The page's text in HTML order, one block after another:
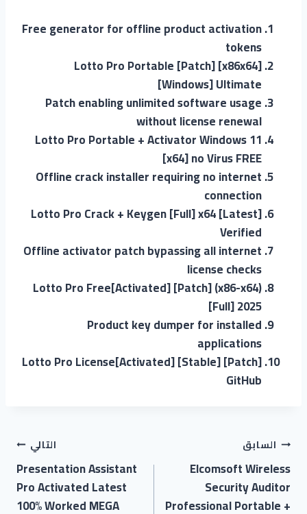
Free generator for offline product activation
tokens
Lotto Pro Portable [Patch] [x86x64]
[Windows] Ultimate
Patch enabling unlimited software usage
without license renewal
Lotto Pro Portable + Activator Windows 11
[x64] no Virus FREE
Offline crack installer requiring no internet
connection
Lotto Pro Crack + Keygen [Full] x64 [Latest]
Verified
Offline activator patch bypassing all internet
license checks
Lotto Pro Free[Activated] [Patch] (x86-x64)
[Full] 2025
Product key dumper for installed
applications
Lotto Pro License[Activated] [Stable] [Patch]
GitHub
السابق
Elcomsoft Wireless
Security Auditor
Professional Portable +
التالي
Presentation Assistant
Pro Activated Latest
100% Worked MEGA